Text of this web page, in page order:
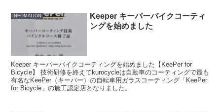
INFOMATION
Keeper キーパーバイクコーティ
ングを始めました
Keeper キーパーバイクコーティングを始めました【KeePer for
Bicycle】 技術研修を終えてkurocycleは自動車のコーティングで最も
有名なKeePer（キーパー）の自転車用ガラスコーティング「KeePer
for Bicycle」の施工認定店となりました。